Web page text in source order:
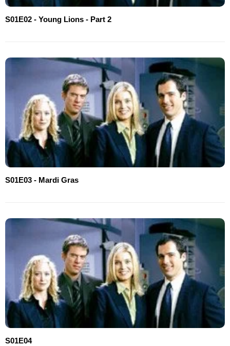
S01E02 - Young Lions - Part 2
S01E03 - Mardi Gras
S01E04